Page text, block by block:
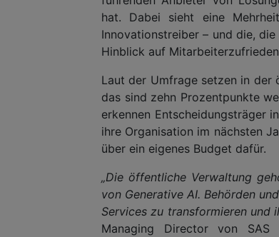
hat. Dabei sieht eine
Innovationstreiber – und die,
Hinblick auf
Laut der Umfrage setzen in der
das sind zehn Prozentpunkte
erkennen Entscheidungsträger
ihre Organisation im nächsten
über ein eigenes Budget dafür.
„Die öffentliche Verwaltung
von Generative AI. Behörden
Services zu transformieren und
Managing Director von SAS